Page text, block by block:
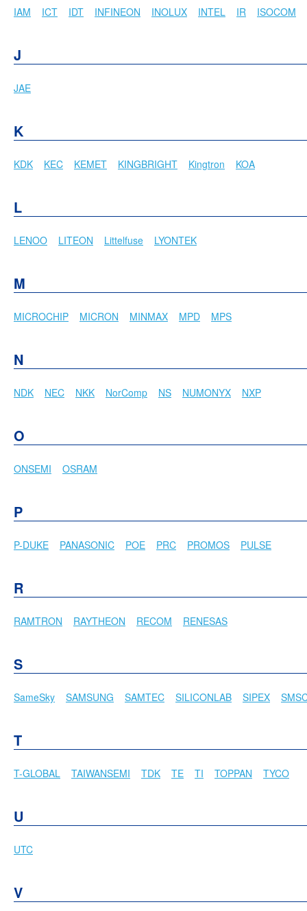
IAM ICT IDT INFINEON INOLUX INTEL IR ISOCOM
J
JAE
K
KDK KEC KEMET KINGBRIGHT Kingtron KOA
L
LENOO LITEON Littelfuse LYONTEK
M
MICROCHIP MICRON MINMAX MPD MPS
N
NDK NEC NKK NorComp NS NUMONYX NXP
O
ONSEMI OSRAM
P
P-DUKE PANASONIC POE PRC PROMOS PULSE
R
RAMTRON RAYTHEON RECOM RENESAS
S
SameSky SAMSUNG SAMTEC SILICONLAB SIPEX
T
T-GLOBAL TAIWANSEMI TDK TE TI TOPPAN TYCO
U
UTC
V